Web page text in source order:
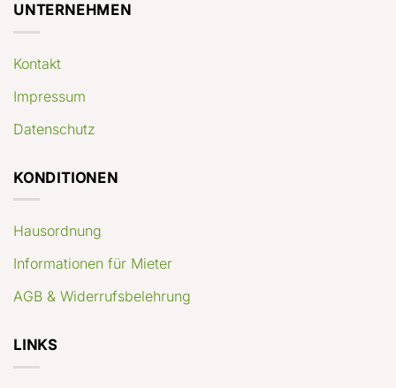
UNTERNEHMEN
Kontakt
Impressum
Datenschutz
KONDITIONEN
Hausordnung
Informationen für Mieter
AGB & Widerrufsbelehrung
LINKS